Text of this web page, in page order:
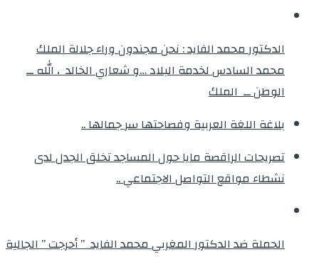
الدكتور محمد الفايد : نحن مجندون وراء جلالة الملك
محمد السادس لخدمة البلاد …و شعاري الخالد ، الله ــ
الوطن ــ الملك
بلاغة اللغة العربية وفصاحتها سر جمالها ..
تصريحات الراقصة مايا حول المساجد تخلق الجدل لدى
نشطاء مواقع التواصل الاجتماعي ..
الحملة ضد الدكتور المغربي محمد الفايد ” أحرجت ” الجالية